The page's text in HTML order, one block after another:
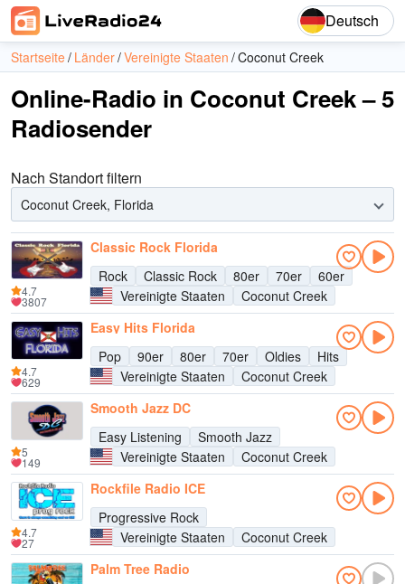
Deutsch
Startseite Länder Vereinigte Staaten Coconut Creek
Online-Radio in Coconut Creek – 5
Radiosender
Nach Standort filtern
Coconut Creek, Florida
Classic Rock Florida
Rock
Classic Rock 80er 70er
60er
Vereinigte Staaten
Coconut Creek
4.7
3807
Easy Hits Florida
Pop
90er 80er 70er Oldies
Hits
Vereinigte Staaten
Coconut Creek
4.7
629
Smooth Jazz DC
Easy Listening
Smooth Jazz
Vereinigte Staaten
Coconut Creek
5
149
Rockfile Radio ICE
Progressive Rock
Vereinigte Staaten
Coconut Creek
4.7
27
Palm Tree Radio